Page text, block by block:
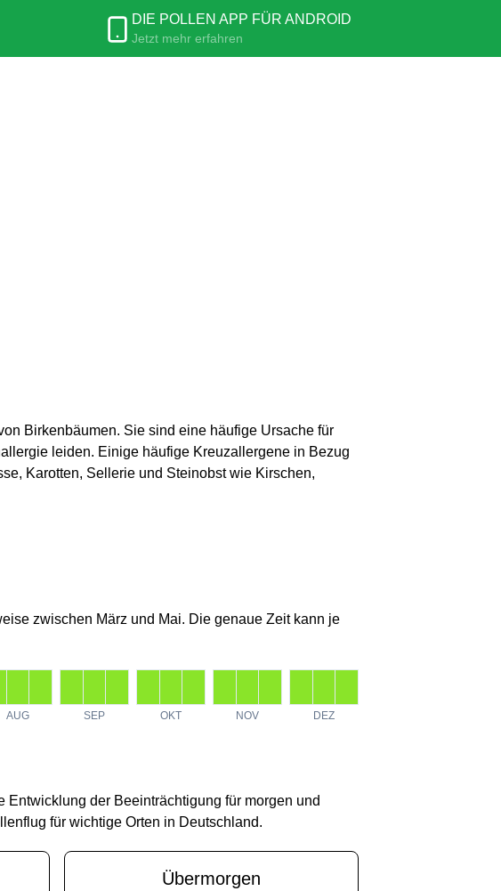
DIE POLLEN APP FÜR ANDROID
Jetzt mehr erfahren
Birkenbäumen. Sie sind eine häufige Ursache für
leiden. Einige häufige Kreuzallergene in Bezug
Karotten, Sellerie und Steinobst wie Kirschen,
zwischen März und Mai. Die genaue Zeit kann je
AUG SEP OKT NOV DEZ
der Beeinträchtigung für morgen und
für wichtige Orten in Deutschland.
Übermorgen